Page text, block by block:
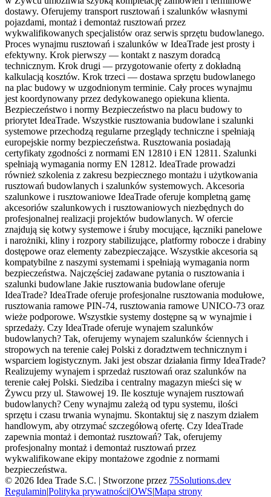
dostawy. Oferujemy transport rusztowań i szalunków własnymi
pojazdami, montaż i demontaż rusztowań przez
wykwalifikowanych specjalistów oraz serwis sprzętu budowlanego.
Proces wynajmu rusztowań i szalunków w IdeaTrade jest prosty i
efektywny. Krok pierwszy — kontakt z naszym doradcą
technicznym. Krok drugi — przygotowanie oferty z dokładną
kalkulacją kosztów. Krok trzeci — dostawa sprzętu budowlanego
na plac budowy w uzgodnionym terminie. Cały proces wynajmu
jest koordynowany przez dedykowanego opiekuna klienta.
Bezpieczeństwo i normy Bezpieczeństwo na placu budowy to
priorytet IdeaTrade. Wszystkie rusztowania budowlane i szalunki
systemowe przechodzą regularne przeglądy techniczne i spełniają
europejskie normy bezpieczeństwa. Rusztowania posiadają
certyfikaty zgodności z normami EN 12810 i EN 12811. Szalunki
spełniają wymagania normy EN 12812. IdeaTrade prowadzi
również szkolenia z zakresu bezpiecznego montażu i użytkowania
rusztowań budowlanych i szalunków systemowych. Akcesoria
szalunkowe i rusztowaniowe IdeaTrade oferuje kompletną gamę
akcesoriów szalunkowych i rusztowaniowych niezbędnych do
profesjonalnej realizacji projektów budowlanych. W ofercie
znajdują się kotwy systemowe i śruby mocujące, łączniki panelowe
i narożniki, kliny i rozpory stabilizujące, platformy robocze i drabiny
dostępowe oraz elementy zabezpieczające. Wszystkie akcesoria są
kompatybilne z naszymi systemami i spełniają wymagania norm
bezpieczeństwa. Najczęściej zadawane pytania o rusztowania i
szalunki budowlane Jakie rusztowania budowlane oferuje
IdeaTrade? IdeaTrade oferuje profesjonalne rusztowania modułowe,
rusztowania ramowe PIN-74, rusztowania ramowe UNICO-73 oraz
wieże podporowe. Wszystkie systemy dostępne są w wynajmie i
sprzedaży. Czy IdeaTrade oferuje wynajem szalunków
budowlanych? Tak, oferujemy wynajem szalunków ściennych i
stropowych na terenie całej Polski z doradztwem technicznym i
wsparciem logistycznym. Jaki jest obszar działania firmy IdeaTrade?
Realizujemy wynajem i sprzedaż rusztowań oraz szalunków na
terenie całej Polski. Siedziba i centralny magazyn mieści się w
Żywcu przy ul. Stawowej 19. Ile kosztuje wynajem rusztowań
budowlanych? Ceny wynajmu zależą od typu systemu, ilości
sprzętu i czasu trwania wynajmu. Skontaktuj się z naszym działem
handlowym, aby otrzymać szczegółową ofertę. Czy IdeaTrade
zapewnia montaż i demontaż rusztowań? Tak, oferujemy
profesjonalny montaż i demontaż rusztowań przez
wykwalifikowane ekipy montażowe zgodnie z normami
bezpieczeństwa.
© 2026 Idea Trade S.C. | Stworzone przez 75Solutions.dev
Regulamin|Polityka prywatności|OWS|Mapa strony